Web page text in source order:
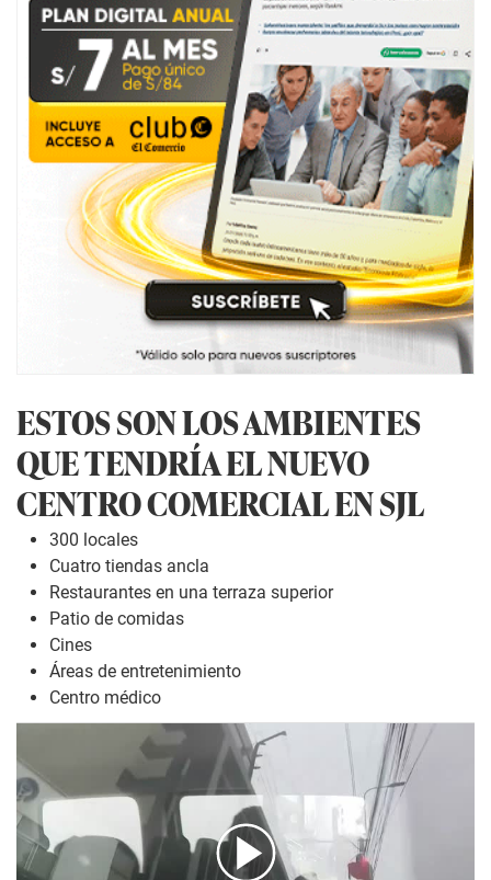
ESTOS SON LOS AMBIENTES
QUE TENDRÍA EL NUEVO
CENTRO COMERCIAL EN SJL
300 locales
Cuatro tiendas ancla
Restaurantes en una terraza superior
Patio de comidas
Cines
Áreas de entretenimiento
Centro médico